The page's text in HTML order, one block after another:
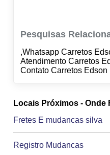
Pesquisas
,Whatsapp Carretos
Atendimento Carretos
Contato Carretos Edson
Locais Próximos - Onde
Fretes E mudancas silva
Registro Mudancas